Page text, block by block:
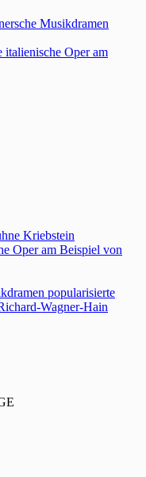
Musikdramen
italienische Oper am
Kriebstein
Oper am Beispiel von
popularisierte
Wagner-Hain